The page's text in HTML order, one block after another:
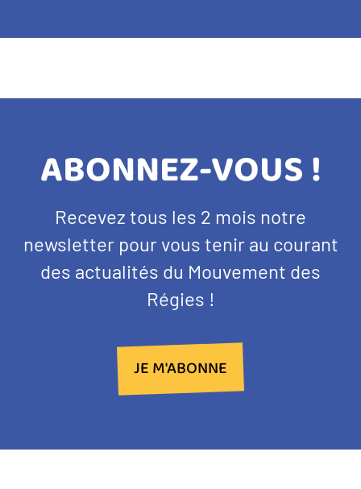
TITRE
BANDEAU
NEWSLETTER
ABONNEZ-VOUS !
Texte
d'introduction
Recevez tous les 2 mois notre
newsletter pour vous tenir au courant
des actualités du Mouvement des
Régies !
JE M'ABONNE